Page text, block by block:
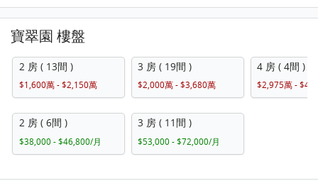
寶翠園 樓盤
2 房 ( 13間 )
$1,600萬 - $2,150萬
3 房 ( 19間 )
$2,000萬 - $3,680萬
4 房 ( 4間 )
$2,975萬 -
2 房 ( 6間 )
$38,000 - $46,800/月
3 房 ( 11間 )
$53,000 - $72,000/月